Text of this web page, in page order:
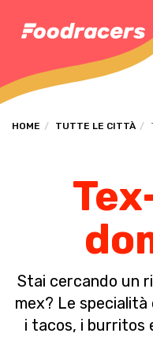
HOME TUTTE LE CITTÀ
Stai cercando un
mex? Le
i tacos, i burritos